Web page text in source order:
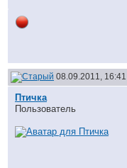
08.09.2011, 16:41
Птичка
Пользователь